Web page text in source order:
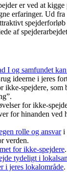
er ved at kigge
erfaringer. Ud fra
af
I og samfundet
ideerne i jeres
ikke-spejdere, som
for ikke-
for hinanden ved
rolle og ansvari
verden.
for ikke-spejdere.
tydeligt i
i jeres lokalområde.